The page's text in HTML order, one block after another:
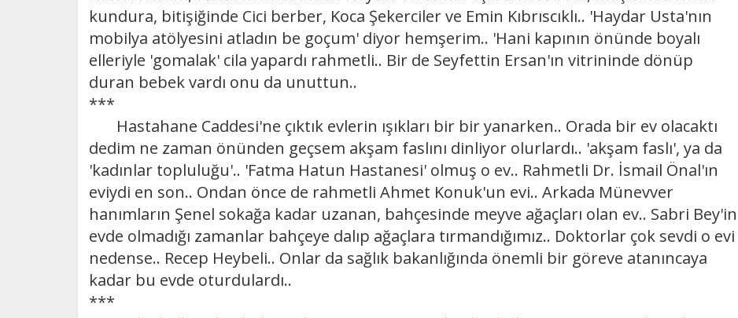
kundura, bitişiğinde Cici berber, Koca Şekerciler ve Emin Kıbrıscıklı.. 'Haydar Usta'nın
mobilya atölyesini atladın be goçum' diyor hemşerim.. 'Hani kapının önünde boyalı
elleriyle 'gomalak' cila yapardı rahmetli.. Bir de Seyfettin Ersan'ın vitrininde dönüp
duran bebek vardı onu da unuttun..
***
Hastahane Caddesi'ne çıktık evlerin ışıkları bir bir yanarken.. Orada bir ev olacaktı
dedim ne zaman önünden geçsem akşam faslını dinliyor olurlardı.. 'akşam faslı', ya da
'kadınlar topluluğu'.. 'Fatma Hatun Hastanesi' olmuş o ev.. Rahmetli Dr. İsmail Önal'ın
eviydi en son.. Ondan önce de rahmetli Ahmet Konuk'un evi.. Arkada Münevver
hanımların Şenel sokağa kadar uzanan, bahçesinde meyve ağaçları olan ev.. Sabri Bey'in
evde olmadığı zamanlar bahçeye dalıp ağaçlara tırmandığımız.. Doktorlar çok sevdi o evi
nedense.. Recep Heybeli.. Onlar da sağlık bakanlığında önemli bir göreve atanıncaya
kadar bu evde oturdulardı..
***